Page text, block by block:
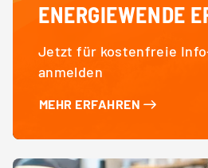
ENERGIEWENDE
Jetzt für kostenfreie
anmelden
MEHR ERFAHREN